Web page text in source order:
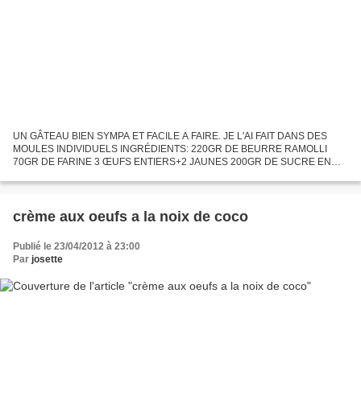
UN GÂTEAU BIEN SYMPA ET FACILE A FAIRE. JE L'AI FAIT DANS DES
MOULES INDIVIDUELS INGRÉDIENTS: 220GR DE BEURRE RAMOLLI
70GR DE FARINE 3 ŒUFS ENTIERS+2 JAUNES 200GR DE SUCRE EN
DE POMMES DE TERRE...
crème aux oeufs a la noix de coco
Publié le 23/04/2012 à 23:00
Par josette